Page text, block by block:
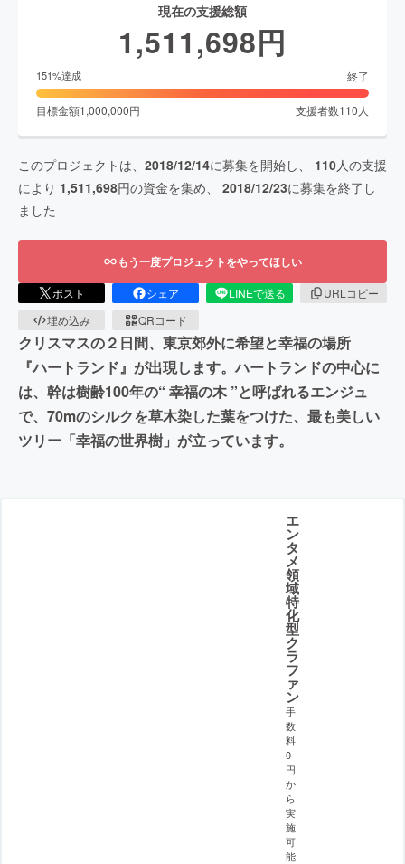
現在の支援総額
1,511,698円
151%達成 終了
目標金額1,000,000円 支援者数110 人
このプロジェクトは、 2018/12/14に募集を開始し、 110人の支援
により 1,511,698円の資金を集め、 2018/12/23に募集を終了し
ました
もう一度プロジェクトをやってほしい
ポスト シェア LINEで送る
URLコピー
埋め込み
QRコード
クリスマスの２日間、東京郊外に希望と幸福の場所
『ハートランド』が出現します。ハートランドの中心に
は、幹は樹齢100年の“ 幸福の木 ”と呼ばれるエンジュ
で、70mのシルクを草木染した葉をつけた、最も美しい
ツリー「幸福の世界樹」が立っています。
エ
ン
タ
メ
領
域
特
化
型
ク
ラ
フ
ァ
ン
手
数
料
0
円
か
ら
実
施
可
能